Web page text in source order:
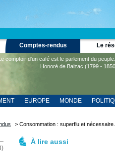
Comptes-rendus Le
comptoir d'un café est le parlement du
Honoré de Balzac (1799 -
EUROPE MONDE
> Consommation : superflu et nécessaire...
À lire aussi